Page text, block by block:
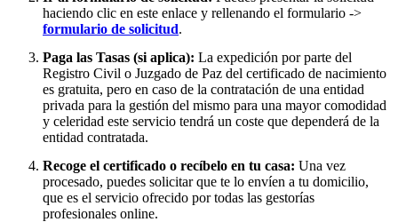
haciendo clic en este enlace y rellenando el formulario ->
formulario de solicitud.
Paga las Tasas (si aplica): La expedición por parte del
Registro Civil o Juzgado de Paz del certificado de nacimiento
es gratuita, pero en caso de la contratación de una entidad
privada para la gestión del mismo para una mayor comodidad
y celeridad este servicio tendrá un coste que dependerá de la
entidad contratada.
Recoge el certificado o recíbelo en tu casa: Una vez
procesado, puedes solicitar que te lo envíen a tu domicilio,
que es el servicio ofrecido por todas las gestorías
profesionales online.